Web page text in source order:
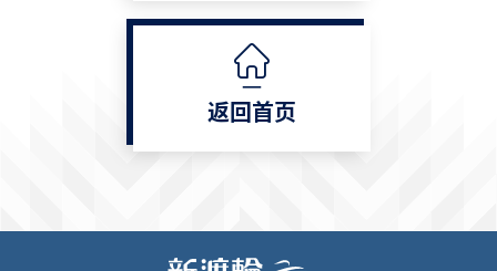
返回首页